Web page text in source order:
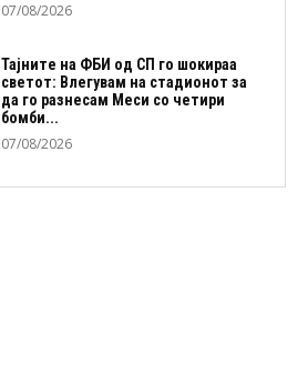
07/08/2026
Тајните на ФБИ од СП го шокираа
светот: Влегувам на стадионот за
да го разнесам Меси со четири
бомби...
07/08/2026